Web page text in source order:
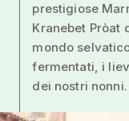
prestigiose
Kranebet Pròat
mondo
fermentati, i
dei nostri nonni.